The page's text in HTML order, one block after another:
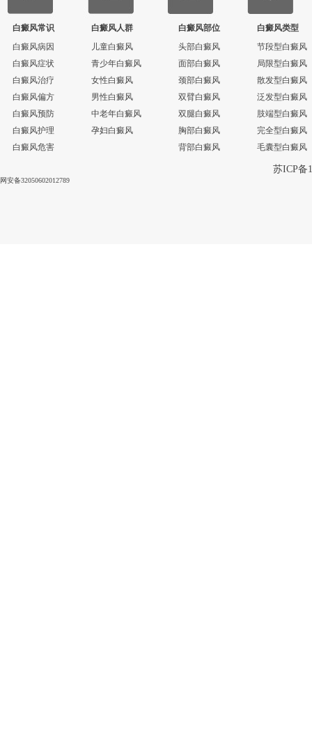
白癜风常识
白癜风病因
白癜风症状
白癜风治疗
白癜风偏方
白癜风预防
白癜风护理
白癜风危害
白癜风人群
儿童白癜风
青少年白癜风
女性白癜风
男性白癜风
中老年白癜风
孕妇白癜风
白癜风部位
头部白癜风
面部白癜风
颈部白癜风
双臂白癜风
双腿白癜风
胸部白癜风
背部白癜风
白癜风类型
节段型白癜风
局限型白癜风
散发型白癜风
泛发型白癜风
肢端型白癜风
完全型白癜风
毛囊型白癜风
苏ICP备
网安备32050602012789